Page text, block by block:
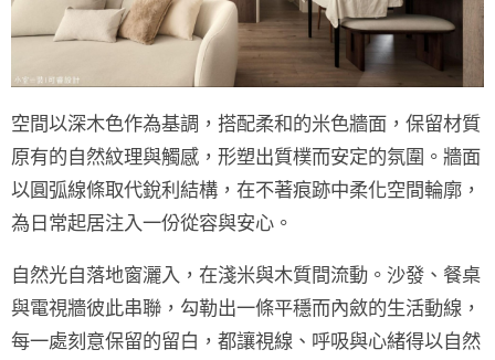
空間以深木色作為基調，搭配柔和的米色牆面 ，保留材質
原有的自然紋理與觸感，形塑出質樸而安定的氛圍。牆面
以圓弧線條取代銳利結構，在不著痕跡中柔化空間輪廓，
為日常起居注入一份從容與安心。
自然光自落地窗灑入，在淺米與木質間流動。沙發、餐桌
與電視牆彼此串聯，勾勒出一條平穩而內斂的生活動線，
每一處刻意保留的留白，都讓視線、呼吸與心緒得以自然